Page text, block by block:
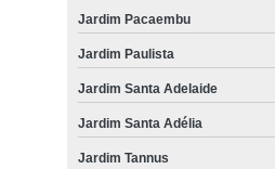
Jardim Pacaembu
Jardim Paulista
Jardim Santa Adelaide
Jardim Santa Adélia
Jardim Tannus